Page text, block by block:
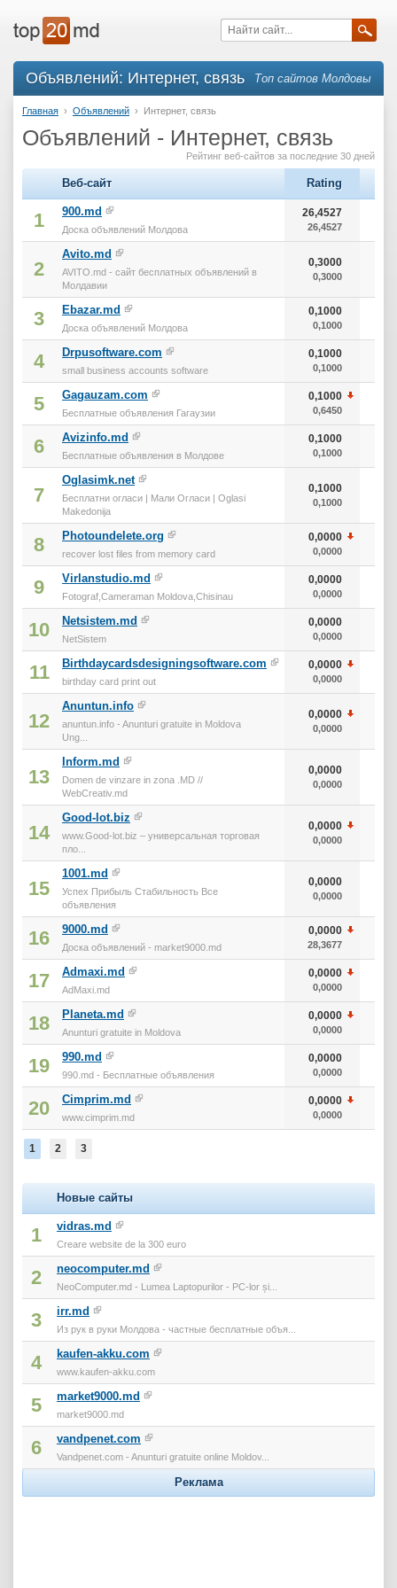
Объявлений: Интернет, связь Топ сайтов Молдовы
Главная › Объявлений › Интернет, связь
Объявлений - Интернет, связь
Рейтинг веб-сайтов за последние 30 дней
Веб-сайт Rating
1 900.md
Доска объявлений Молдова
26,4527
26,4527
2
Avito.md
AVITO.md - сайт бесплатных объявлений в
Молдавии
0,3000
0,3000
3 Ebazar.md
Доска объявлений Молдова
0,1000
0,1000
4 Drpusoftware.com
small business accounts software
0,1000
0,1000
5 Gagauzam.com
Бесплатные объявления Гагаузии
0,1000
0,6450
6 Avizinfo.md
Бесплатные объявления в Молдове
0,1000
0,1000
7
Oglasimk.net
Бесплатни огласи | Мали Огласи | Oglasi
Makedonija
0,1000
0,1000
8 Photoundelete.org
recover lost files from memory card
0,0000
0,0000
9 Virlanstudio.md
Fotograf,Cameraman Moldova,Chisinau
0,0000
0,0000
10 Netsistem.md
NetSistem
0,0000
0,0000
11 Birthdaycardsdesigningsoftware.com
birthday card print out
0,0000
0,0000
12
Anuntun.info
anuntun.info - Anunturi gratuite in Moldova
Ung...
0,0000
0,0000
13
Inform.md
Domen de vinzare in zona .MD //
WebCreativ.md
0,0000
0,0000
14
Good-lot.biz
www.Good-lot.biz – универсальная торговая
пло...
0,0000
0,0000
15
1001.md
Успех Прибыль Стабильность Все
объявления
0,0000
0,0000
16 9000.md
Доска объявлений - market9000.md
0,0000
28,3677
17 Admaxi.md
AdMaxi.md
0,0000
0,0000
18 Planeta.md
Anunturi gratuite in Moldova
0,0000
0,0000
19 990.md
990.md - Бесплатные объявления
0,0000
0,0000
20 Cimprim.md
www.cimprim.md
0,0000
0,0000
1 2 3
Новые сайты
1 vidras.md
Creare website de la 300 euro
2 neocomputer.md
NeoComputer.md - Lumea Laptopurilor - PC-lor și...
3 irr.md
Из рук в руки Молдова - частные бесплатные объя...
4 kaufen-akku.com
www.kaufen-akku.com
5 market9000.md
market9000.md
6 vandpenet.com
Vandpenet.com - Anunturi gratuite online Moldov...
Реклама